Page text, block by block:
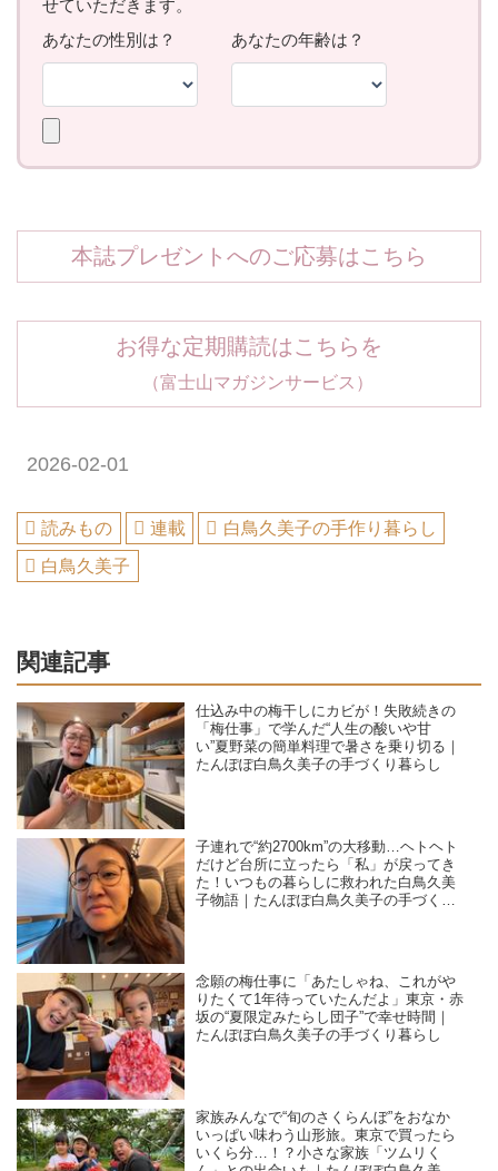
本誌プレゼントへのご応募はこちら
お得な定期購読はこちらを
（富士山マガジンサービス）
2026-02-01
読みもの 連載
白鳥久美子の手作り暮らし
白鳥久美子
関連記事
仕込み中の梅干しにカビが！失敗続きの
「梅仕事」で学んだ“人生の酸いや甘
い”夏野菜の簡単料理で暑さを乗り切る｜
たんぽぽ白鳥久美子の手づくり暮らし
子連れで“約2700km”の大移動…ヘトヘト
だけど台所に立ったら「私」が戻ってき
た！いつもの暮らしに救われた白鳥久美
子物語｜たんぽぽ白鳥久美子の手づくり
念願の梅仕事に「あたしゃね、これがや
りたくて1年待っていたんだよ」東京・赤
坂の“夏限定みたらし団子”で幸せ時間｜
たんぽぽ白鳥久美子の手づくり暮らし
家族みんなで“旬のさくらんぼ”をおなか
いっぱい味わう山形旅。東京で買ったら
いくら分…！？小さな家族「ツムリく